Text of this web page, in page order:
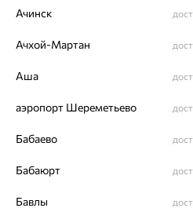
Магазины
Покупателям
ул. Зегеля, 27/2
8 (800) 250-02-30
Ачинск
Ачхой-Мартан
Аша
аэропорт Шереметьево
Бабаево
Бабаюрт
Бавлы